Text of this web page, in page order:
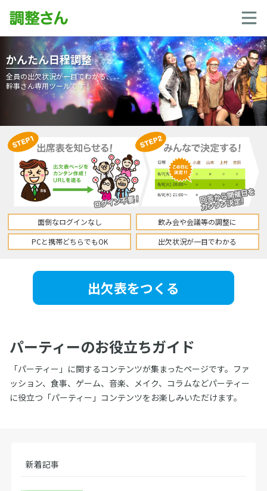
かんたん日程調整
全員の出欠状況が一目でわかる、
幹事さん専用ツールです！
面倒なログインなし
飲み会や会議等の調整に
PCと携帯どちらでもOK
出欠状況が一目でわかる
出欠表をつくる
パーティーのお役立ちガイド
「パーティー」に関するコンテンツが集まったページです。ファ
ッション、食事、ゲーム、音楽、メイク、コラムなどパーティー
に役立つ「パーティー」コンテンツをお楽しみいただけます。
新着記事